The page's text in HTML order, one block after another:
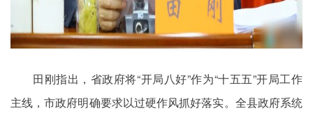
田刚指出，省政府将“开局八好”作为“十五五”开局工作
主线，市政府明确要求以过硬作风抓好落实。全县政府系统